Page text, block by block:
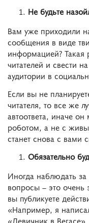
Не будьте
Вам уже приходили
сообщения в виде
информацией? Такая
читателей и свести
аудитории в
Если вы не
читателя, то все же
автоответа, иначе
роботом, а не с
станет снова с вами
Обязательно
Иногда наблюдать за
вопросы – это очень
вы публикуете
«Например, я
«Девичник в